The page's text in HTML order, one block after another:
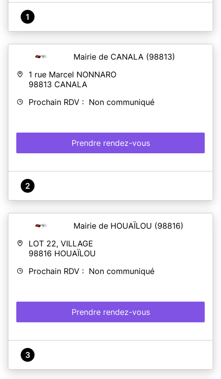
1
Mairie de CANALA (98813)
1 rue Marcel NONNARO
98813 CANALA
Prochain RDV : Non communiqué
Prendre rendez-vous
2
Mairie de HOUAÏLOU (98816)
LOT 22, VILLAGE
98816 HOUAÏLOU
Prochain RDV : Non communiqué
Prendre rendez-vous
3